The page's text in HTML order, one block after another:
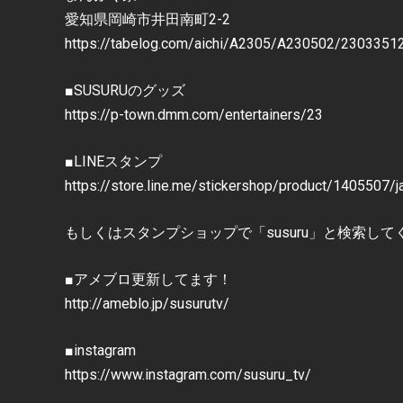
愛知県岡崎市井田南町2-2
https://tabelog.com/aichi/A2305/A230502/
■SUSURUのグッズ
https://p-town.dmm.com/entertainers/23
■LINEスタンプ
https://store.line.me/stickershop/product/1405507/
もしくはスタンプショップで「susuru」と検索して
■アメブロ更新してます！
http://ameblo.jp/susurutv/
■instagram
https://www.instagram.com/susuru_tv/